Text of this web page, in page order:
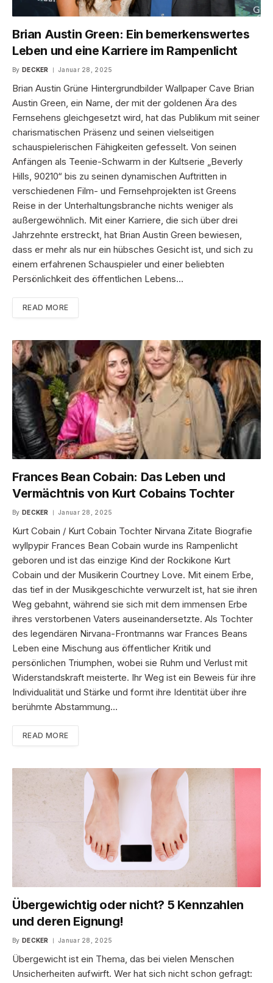
Brian Austin Green: Ein bemerkenswertes
Leben und eine Karriere im Rampenlicht
By DECKER Januar 28, 2025
Brian Austin Grüne Hintergrundbilder Wallpaper Cave Brian
Austin Green, ein Name, der mit der goldenen Ära des
Fernsehens gleichgesetzt wird, hat das Publikum mit seiner
charismatischen Präsenz und seinen vielseitigen
schauspielerischen Fähigkeiten gefesselt. Von seinen
Anfängen als Teenie-Schwarm in der Kultserie „Beverly
Hills, 90210“ bis zu seinen dynamischen Auftritten in
verschiedenen Film- und Fernsehprojekten ist Greens
Reise in der Unterhaltungsbranche nichts weniger als
außergewöhnlich. Mit einer Karriere, die sich über drei
Jahrzehnte erstreckt, hat Brian Austin Green bewiesen,
dass er mehr als nur ein hübsches Gesicht ist, und sich zu
einem erfahrenen Schauspieler und einer beliebten
Persönlichkeit des öffentlichen Lebens…
READ MORE
Frances Bean Cobain: Das Leben und
Vermächtnis von Kurt Cobains Tochter
By DECKER Januar 28, 2025
Kurt Cobain / Kurt Cobain Tochter Nirvana Zitate Biografie
wyllpypir Frances Bean Cobain wurde ins Rampenlicht
geboren und ist das einzige Kind der Rockikone Kurt
Cobain und der Musikerin Courtney Love. Mit einem Erbe,
das tief in der Musikgeschichte verwurzelt ist, hat sie ihren
Weg gebahnt, während sie sich mit dem immensen Erbe
ihres verstorbenen Vaters auseinandersetzte. Als Tochter
des legendären Nirvana-Frontmanns war Frances Beans
Leben eine Mischung aus öffentlicher Kritik und
persönlichen Triumphen, wobei sie Ruhm und Verlust mit
Widerstandskraft meisterte. Ihr Weg ist ein Beweis für ihre
Individualität und Stärke und formt ihre Identität über ihre
berühmte Abstammung…
READ MORE
Übergewichtig oder nicht? 5 Kennzahlen
und deren Eignung!
By DECKER Januar 28, 2025
Übergewicht ist ein Thema, das bei vielen Menschen
Unsicherheiten aufwirft. Wer hat sich nicht schon gefragt: